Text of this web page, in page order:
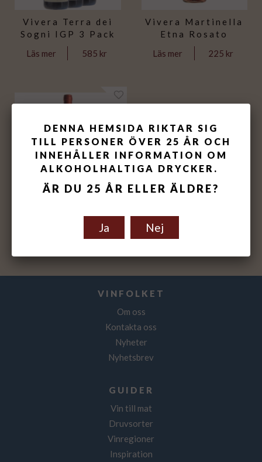
Vivera Terra dei
Sogni IGP 3 Pack
Läs mer
585 kr
Vivera Martinella
Etna Rosato
Läs mer
225 kr
195 kr
VINFOLKET
Om oss
Kontakta oss
Nyheter
Nyhetsbrev
GUIDER
Vin till mat
Druvsorter
Vinregioner
Inspiration
DENNA HEMSIDA RIKTAR SIG
TILL PERSONER ÖVER 25 ÅR OCH
INNEHÅLLER INFORMATION OM
ALKOHOLHALTIGA DRYCKER.
ÄR DU 25 ÅR ELLER ÄLDRE?
Ja Nej